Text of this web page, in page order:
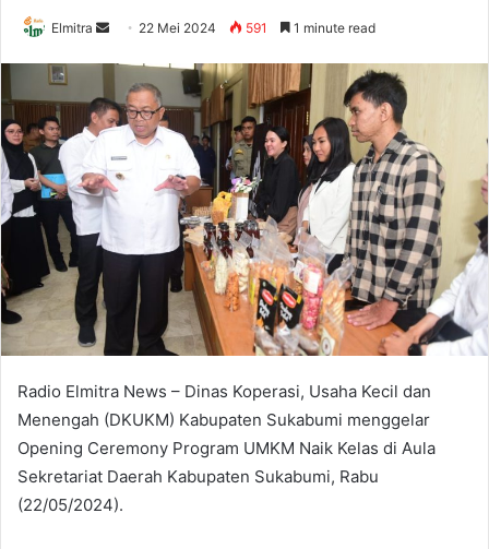
Elmitra
Send 22 Mei 2024 591 1 minute read
Radio Elmitra News – Dinas Koperasi, Usaha Kecil dan
Menengah (DKUKM) Kabupaten Sukabumi menggelar
Opening Ceremony Program UMKM Naik Kelas di Aula
Sekretariat Daerah Kabupaten Sukabumi, Rabu
(22/05/2024).